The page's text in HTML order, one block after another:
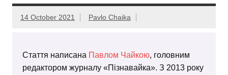
14 October 2021 Pavlo Chaika
Стаття написана Павлом Чайкою, головним
редактором журналу «Пізнавайка». З 2013 року